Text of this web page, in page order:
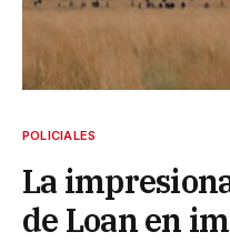
POLICIALES
La
de Loan en